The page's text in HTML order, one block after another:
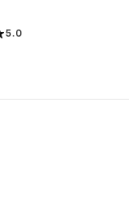
5.0